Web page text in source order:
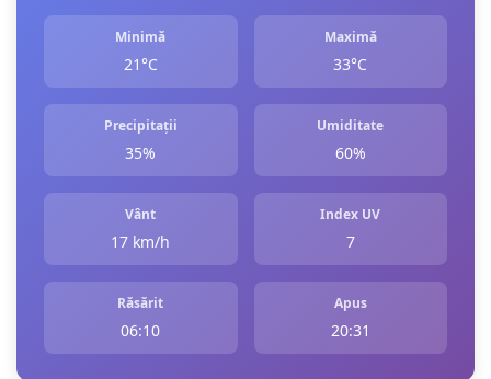
Minimă
21°C
Maximă
33°C
Precipitații
35%
Umiditate
60%
Vânt
17 km/h
Index UV
7
Răsărit
06:10
Apus
20:31